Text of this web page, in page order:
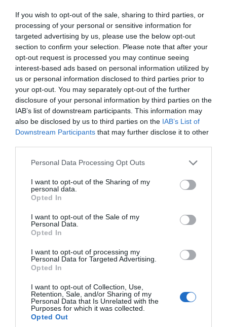
If you wish to opt-out of the sale, sharing to third parties, or
processing of your personal or sensitive information for
targeted advertising by us, please use the below opt-out
section to confirm your selection. Please note that after your
opt-out request is processed you may continue seeing
interest-based ads based on personal information utilized by
us or personal information disclosed to third parties prior to
your opt-out. You may separately opt-out of the further
disclosure of your personal information by third parties on the
IAB’s list of downstream participants. This information may
also be disclosed by us to third parties on the IAB’s List of
Downstream Participants that may further disclose it to other
Please note that this website/app uses one or more Google
not limited to your visit or usage behaviour. You may click to
grant or deny consent to Google and its third-party tags to
use your data for below specified purposes in below Google
consent section.
Personal Data Processing Opt Outs
I want to opt-out of the Sharing of my
personal data.
Opted In
I want to opt-out of the Sale of my
Personal Data.
Opted In
I want to opt-out of processing my
Personal Data for Targeted Advertising.
Opted In
I want to opt-out of Collection, Use,
Retention, Sale, and/or Sharing of my
Personal Data that Is Unrelated with the
Purposes for which it was collected.
Opted Out
αιολικών αντί για δενδροφυτεύσεις να βάζουν
δεξαμενές!
·Τουλάχιστον, η δημοτική αρχή δεσμεύτηκε
πως δε θα εφαρμόσει την τελευταία Κοινή
Υπουργική Απόφαση της Κυβέρνησης με την
οποία το κράτος μεταθέτει και το κόστος
τηνευθύνη της προστασίας των σπιτιών, σε
περίπτωση πυρκαγιάς στο δάσος, στους
ίδιους τους κατοίκους.
Οι απαντήσεις αυτές δυστυχώς
επιβεβαιώνουν την ανησυχία της Λαϊκής
Συσπείρωσης.
Η κατάσταση αυτή του δήμου Καρύστου, σε
συνδυασμό με την υποστελέχωση και
υποχρηματοδότηση του Πυροσβεστικού
Κλιμακίου και του Δασαρχείου Καρύστου
διαμορφώνουν την «καύσιμη ύλη» για το
ερχόμενο καλοκαίρι αποδεικνύοντας πως είναι
κούφια λόγια τα περί «κλιματικής αλλαγής»
που μετά από κάθε πυρκαγιά επικαλούνται όλοι
οι αρμόδιοι για να αποτινάξουν τις ευθύνες
τους.
Τώρα χρειάζεται να ενταθεί η διεκδίκηση ώστε
να παρθούν ακόμα και τώρα, όλα τα αναγκαία